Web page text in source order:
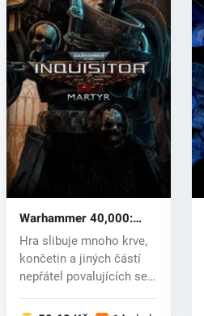
Warhammer 40,000:
Inquisitor - Martyr (PC)
CD key
Hra slibuje mnoho krve,
končetin a jiných částí
nepřátel povalujících se